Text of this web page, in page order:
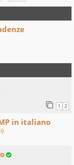
1 2
in italiano